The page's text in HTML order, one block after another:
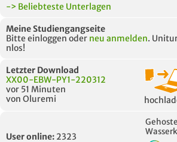
-> Beliebteste Unterlagen
Meine Studiengangseite
Bitte einloggen oder neu anmelden.
nlos!
Letzter Download
XX00-EBW-PY1-220312
vor 51 Minuten
von Oluremi
User online: 2323